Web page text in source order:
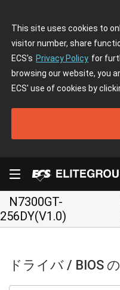
This site uses cookies to
visitor number, share
ECS's Privacy Policy for
browsing our website, you
ECS' use of cookies by
N7300GT-
256DY(V1.0)
ドライバ / BIOS